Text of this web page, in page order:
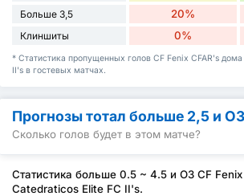
Больше 3,5 20%
Клиншиты 0%
* Статистика пропущенных голов CF Fenix CFAR's
II's в гостевых матчах.
Прогнозы тотал больше 2,5 и ОЗ
Сколько голов будет в этом матче?
Статистика больше 0.5 ~ 4.5 и ОЗ CF Fenix
Catedraticos Elite FC II's.